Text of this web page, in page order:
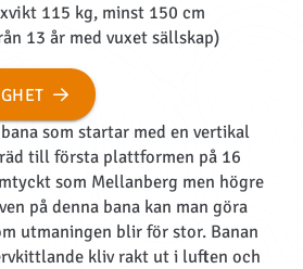
115 kg, minst 150 cm
13 år med vuxet sällskap)
som startar med en vertikal
till första plattformen på 16
som Mellanberg men högre
på denna bana kan man göra
utmaningen blir för stor. Banan
kliv rakt ut i luften och